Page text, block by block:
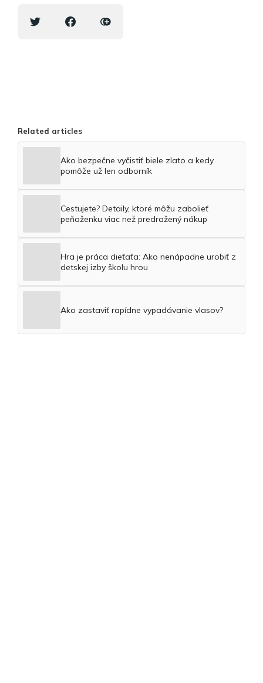
Related articles
Ako bezpečne vyčistiť biele zlato a kedy
pomôže už len odborník
Cestujete? Detaily, ktoré môžu zabolieť
peňaženku viac než predražený nákup
Hra je práca dieťaťa: Ako nenápadne urobiť z
detskej izby školu hrou
Ako zastaviť rapídne vypadávanie vlasov?